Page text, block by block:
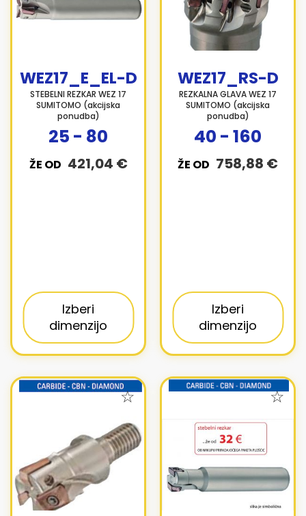
WEZ17_E_EL-D
STEBELNI REZKAR WEZ 17
SUMITOMO (akcijska
ponudba)
ŽE OD 421,04 €
25 - 80
Izberi
dimenzijo
WEZ17_RS-D
REZKALNA GLAVA WEZ 17
SUMITOMO (akcijska
ponudba)
ŽE OD 758,88 €
40 - 160
Izberi
dimenzijo